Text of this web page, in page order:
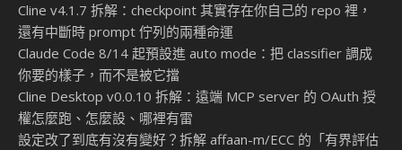
Cline v4.1.7 拆解：checkpoint 其實存在你自己的 repo 裡，
還有中斷時 prompt 佇列的兩種命運
Claude Code 8/14 起預設進 auto mode：把 classifier 調成
你要的樣子，而不是被它擋
Cline Desktop v0.0.10 拆解：遠端 MCP server 的 OAuth 授
權怎麼跑、怎麼設、哪裡有雷
設定改了到底有沒有變好？拆解 affaan-m/ECC 的「有界評估